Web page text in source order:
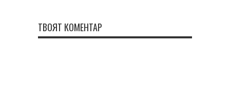
ТВОЯТ КОМЕНТАР